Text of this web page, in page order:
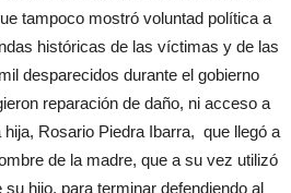
tampoco mostró voluntad política a
históricas de las víctimas y de las
desparecidos durante el gobierno
reparación de daño, ni acceso a
Rosario Piedra Ibarra, que llegó a
de la madre, que a su vez utilizó
hijo, para terminar defendiendo al